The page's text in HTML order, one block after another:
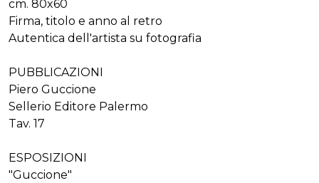
cm. 80x60
Firma, titolo e anno al retro
Autentica dell'artista su fotografia
PUBBLICAZIONI
Piero Guccione
Sellerio Editore Palermo
Tav. 17
ESPOSIZIONI
"Guccione"